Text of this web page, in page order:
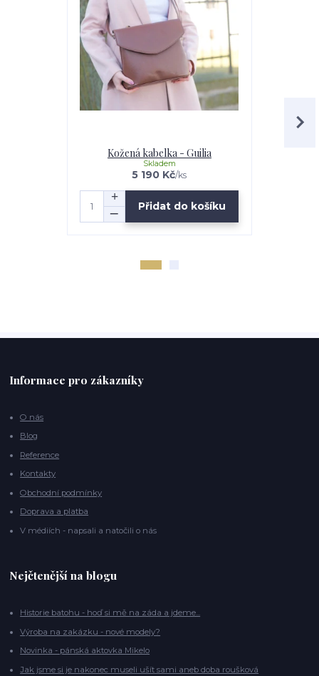
Kožená kabelka - Guilia
5 190 Kč/ks
Skladem
Přidat do košíku
Informace pro zákazníky
O nás
Blog
Reference
Kontakty
Obchodní podmínky
Doprava a platba
V médiích - napsali a natočili o nás
Nejčtenější na blogu
Historie batohu - hoď si mě na záda a jdeme...
Výroba na zakázku - nové modely?
Novinka - pánská aktovka Mikelo
Jak jsme si je nakonec museli ušít sami aneb doba roušková